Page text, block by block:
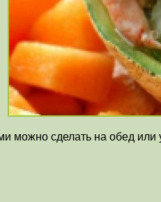
можно сделать на обед